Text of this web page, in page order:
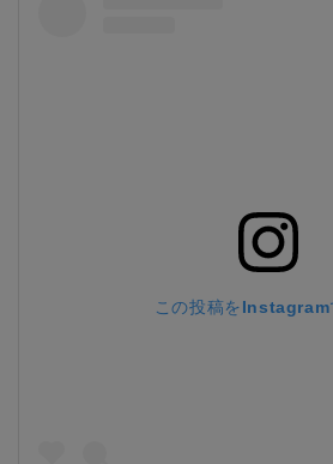
この投稿をInstagram